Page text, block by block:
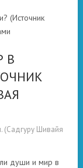
(Источник
В
(Садгуру Шивайя
души и мир в